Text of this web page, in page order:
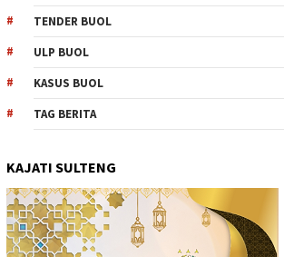
TENDER BUOL
ULP BUOL
KASUS BUOL
TAG BERITA
KAJATI SULTENG